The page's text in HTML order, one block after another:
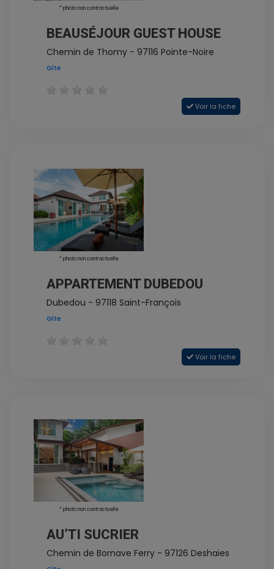
* photo non contractuelle
BEAUSÉJOUR GUEST HOUSE
Chemin de Thomy - 97116 Pointe-Noire
Gîte
Voir la fiche
* photo non contractuelle
APPARTEMENT DUBEDOU
Dubedou - 97118 Saint-François
Gîte
Voir la fiche
* photo non contractuelle
AU’TI SUCRIER
Chemin de Bornave Ferry - 97126 Deshaies